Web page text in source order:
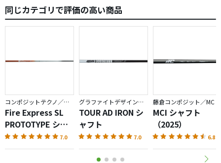
ても、数ヤードなので問題なし。
巷では「ただの硬い棒」と言われてますが、実際には癖の
たらいかがでしょうか。
同じカテゴリで評価の高い商品
コンポジットテクノ／ファイアーエクスプレス
Fire Express SL
PROTOTYPE シャ
フト
7.0
グラファイトデザイン／TOUR AD
TOUR AD IRON シ
ャフト
7.0
藤倉コンポジット／MC
MCI シャフト
（2025）
6.8